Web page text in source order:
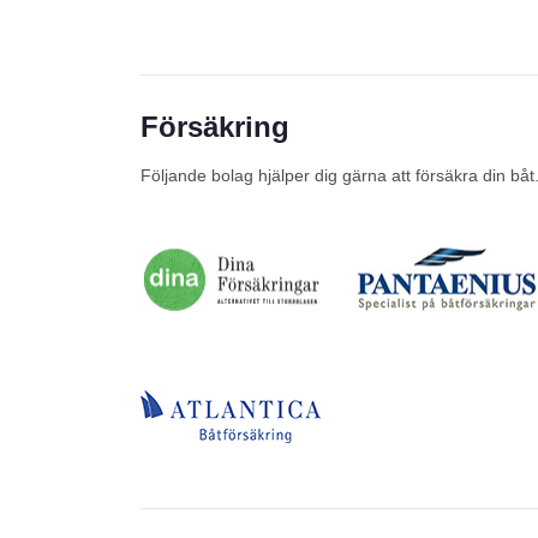
Försäkring
Följande bolag hjälper dig gärna att försäkra din båt.